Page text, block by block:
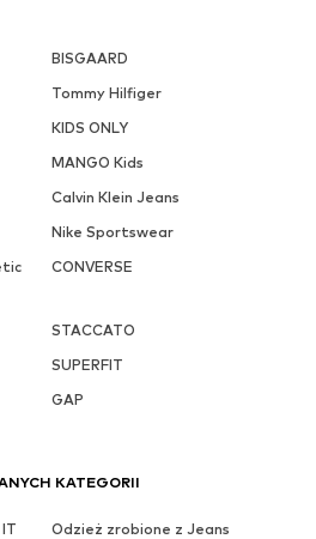
BISGAARD
Tommy Hilfiger
KIDS ONLY
MANGO Kids
Calvin Klein Jeans
Nike Sportswear
CONVERSE
STACCATO
SUPERFIT
GAP
KATEGORII
Odzież zrobione z Jeans